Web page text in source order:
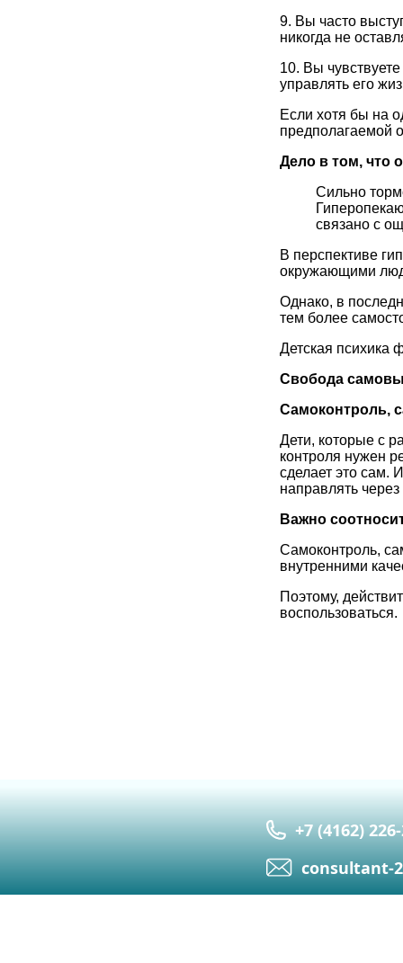
9. Вы часто
никогда не
10. Вы
управлять его
Если хотя бы на
предполагаемой
Дело в том, что
Сильно
связано с
В перспективе
окружающими
Однако, в
тем более
Детская психика
Свобода
Самоконтроль,
Дети, которые с
контроля нужен
сделает это сам.
направлять
Важно
Самоконтроль,
внутренними
Поэтому,
воспользоваться.
+7 (4162)
сonsultant-